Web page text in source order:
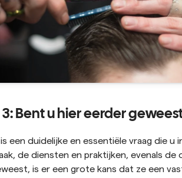
Bent u hier eerder
een duidelijke en essentiële vraag die
de diensten en praktijken, evenals
is er een grote kans dat ze een